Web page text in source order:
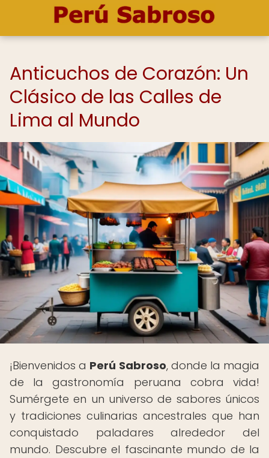
Anticuchos de Corazón: Un
Clásico de las Calles de
Lima al Mundo
¡Bienvenidos a Perú Sabroso, donde la magia
de la gastronomía peruana cobra vida!
Sumérgete en un universo de sabores únicos
y tradiciones culinarias ancestrales que han
conquistado paladares alrededor del
mundo. Descubre el fascinante mundo de la